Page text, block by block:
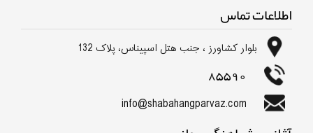
اطلاعات تماس
بلوار كشاورز ، جنب هتل اسپیناس، پلاک 132
85590
info@shabahangparvaz.com